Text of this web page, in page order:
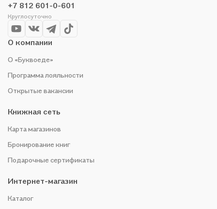
организуем конкурсы и проводим акции. Оставайтесь с нами,
чтобы не упустить выгоду!
+7 812 601-0-601
Круглосуточно
О компании
О «Буквоеде»
Программа лояльности
Открытые вакансии
Книжная сеть
Карта магазинов
Бронирование книг
Подарочные сертификаты
Интернет-магазин
Каталог